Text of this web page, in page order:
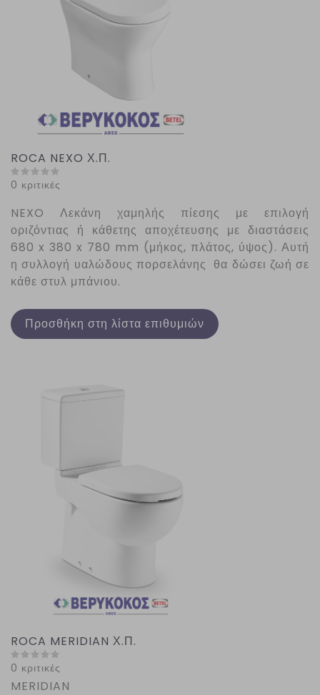
ROCA NEXO Χ.Π.
0 κριτικές
NEXO Λεκάνη χαμηλής πίεσης με επιλογή
οριζόντιας ή κάθετης αποχέτευσης με διαστάσεις
680 x 380 x 780 mm (μήκος, πλάτος, ύψος). Αυτή
η συλλογή υαλώδους πορσελάνης θα δώσει ζωή σε
κάθε στυλ μπάνιου.
Προσθήκη στη λίστα επιθυμιών
ROCA MERIDIAN Χ.Π.
0 κριτικές
MERIDIAN